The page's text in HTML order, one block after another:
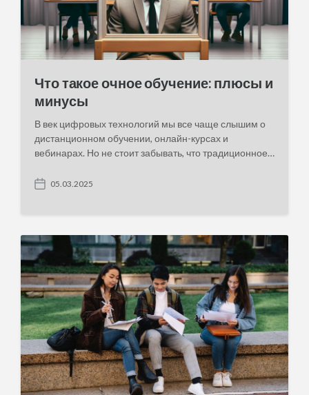
Что такое очное обучение: плюсы и
минусы
В век цифровых технологий мы все чаще слышим о
дистанционном обучении, онлайн-курсах и
вебинарах. Но не стоит забывать, что традиционное…
P
d
t
e
05.03.2025